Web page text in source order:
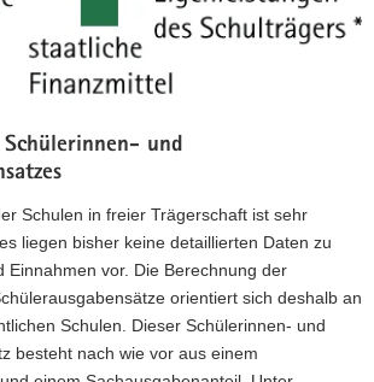
Schülerinnen- und
Schulen in freier Trägerschaft ist sehr
liegen bisher keine detaillierten Daten zu
Einnahmen vor. Die Berechnung der
orientiert sich deshalb an
Schulen. Dieser Schülerinnen- und
besteht nach wie vor aus einem